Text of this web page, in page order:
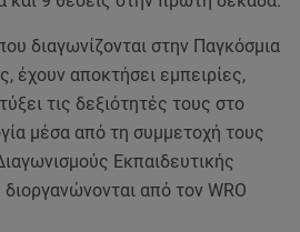
διαγωνίζονται στην Παγκόσμια
έχουν αποκτήσει εμπειρίες,
τις δεξιότητές τους στο
μέσα από τη συμμετοχή τους
Εκπαιδευτικής
από τον WRO